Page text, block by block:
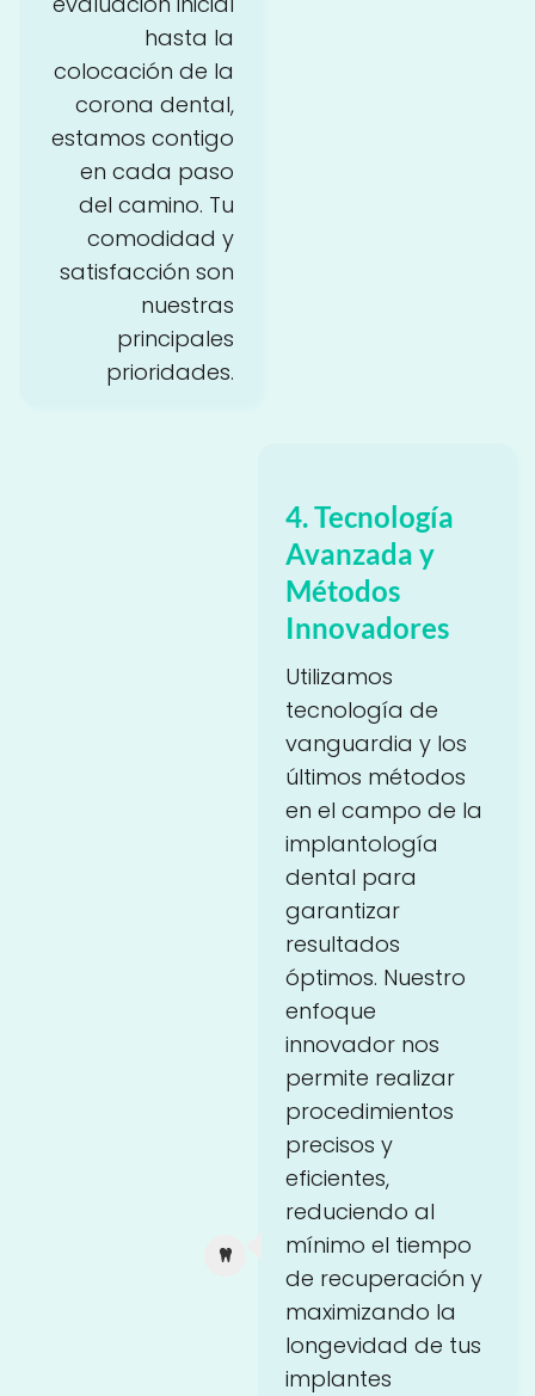
hasta la
colocación de la
corona dental,
estamos contigo
en cada paso
del camino. Tu
comodidad y
satisfacción son
nuestras
principales
prioridades.
4. Tecnología
Avanzada y
Métodos
Innovadores
Utilizamos
tecnología de
vanguardia y los
últimos métodos
en el campo de la
implantología
dental para
garantizar
resultados
óptimos. Nuestro
enfoque
innovador nos
permite realizar
procedimientos
precisos y
eficientes,
reduciendo al
mínimo el tiempo
de recuperación y
maximizando la
longevidad de tus
implantes